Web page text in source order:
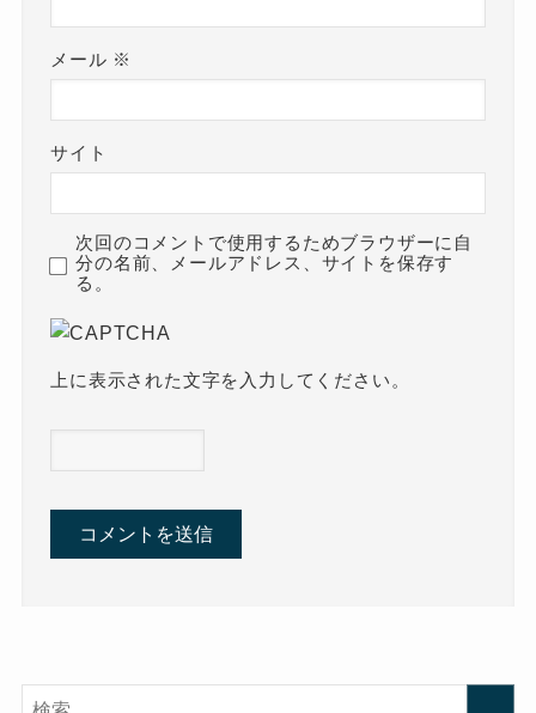
メール ※
サイト
次回のコメントで使用するためブラウザーに自
分の名前、メールアドレス、サイトを保存す
る。
上に表示された文字を入力してください。